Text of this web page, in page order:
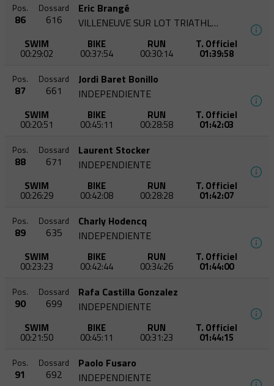
Pos.
86
Dossard
616
Eric Brangé
VILLENEUVE SUR LOT TRIATHLON
SWIM
00:29:02
BIKE
00:37:54
RUN
00:30:14
T. Officiel
01:39:58
Pos.
87
Dossard
661
Jordi Baret Bonillo
INDEPENDIENTE
SWIM
00:20:51
BIKE
00:45:11
RUN
00:28:58
T. Officiel
01:42:03
Pos.
88
Dossard
671
Laurent Stocker
INDEPENDIENTE
SWIM
00:26:29
BIKE
00:42:08
RUN
00:28:28
T. Officiel
01:42:07
Pos.
89
Dossard
635
Charly Hodencq
INDEPENDIENTE
SWIM
00:23:23
BIKE
00:42:44
RUN
00:34:26
T. Officiel
01:44:00
Pos.
90
Dossard
699
Rafa Castilla Gonzalez
INDEPENDIENTE
SWIM
00:21:50
BIKE
00:45:11
RUN
00:31:23
T. Officiel
01:44:15
Pos.
91
Dossard
692
Paolo Fusaro
INDEPENDIENTE